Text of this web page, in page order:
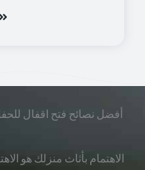
أفضل نصائح فتح اقفال
الاهتمام بأثاث منزلك هو